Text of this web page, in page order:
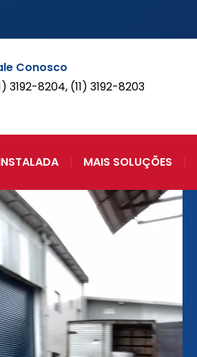
Conosco
3192-8204, (11) 3192-8203
MAIS SOLUÇÕES